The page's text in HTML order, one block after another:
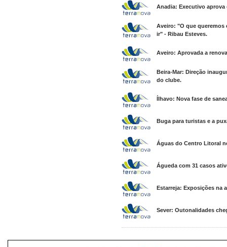
Anadia: Executivo aprova
Aveiro: "O que queremos
ir" - Ribau Esteves.
Aveiro: Aprovada a
Beira-Mar: Direção
do clube.
Ílhavo: Nova fase de
Buga para turistas e a
Águas do Centro Litoral
Águeda com 31 casos
Estarreja: Exposições na
Sever: Outonalidades